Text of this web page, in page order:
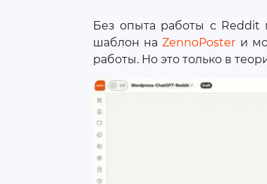
Без опыта работы с Reddit
шаблон наZennoPoster и
работы. Но это только в